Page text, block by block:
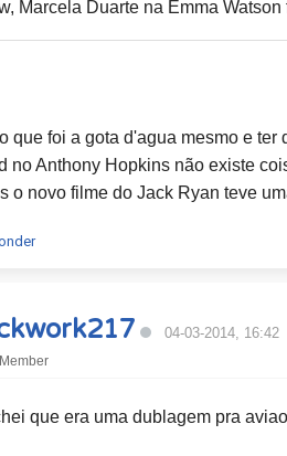
Marcela Duarte na Emma
que foi a gota d'agua mesmo e ter
no Anthony Hopkins não existe
o novo filme do Jack Ryan teve
04-03-2014, 16:42
que era uma dublagem pra